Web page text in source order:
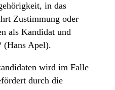
in das
Zustimmung oder
als Kandidat und
(Hans Apel).
wird im Falle
durch die